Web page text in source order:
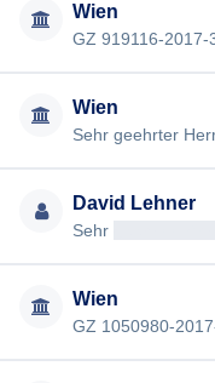
Wien
Wien
David Lehner
Sehr
Wien